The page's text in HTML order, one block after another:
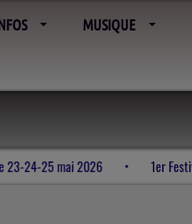
MUSIQUE
l’imaginaire 23-24-25 mai 2026